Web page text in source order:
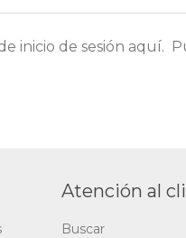
inicio de sesión aquí.
Atención al
Buscar